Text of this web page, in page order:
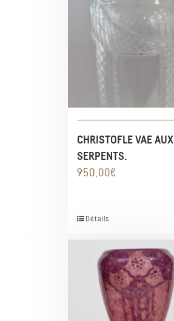
CHRISTOFLE VAE AUX
SERPENTS.
950,00€
Détails